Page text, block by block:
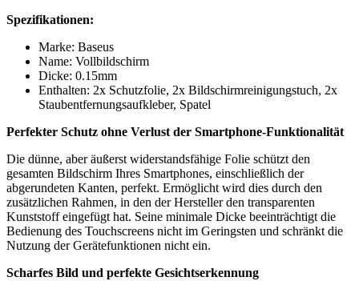
Spezifikationen:
Marke: Baseus
Name: Vollbildschirm
Dicke: 0.15mm
Enthalten: 2x Schutzfolie, 2x Bildschirmreinigungstuch, 2x
Staubentfernungsaufkleber, Spatel
Perfekter Schutz ohne Verlust der Smartphone-Funktionalität
Die dünne, aber äußerst widerstandsfähige Folie schützt den
gesamten Bildschirm Ihres Smartphones, einschließlich der
abgerundeten Kanten, perfekt. Ermöglicht wird dies durch den
zusätzlichen Rahmen, in den der Hersteller den transparenten
Kunststoff eingefügt hat. Seine minimale Dicke beeinträchtigt die
Bedienung des Touchscreens nicht im Geringsten und schränkt die
Nutzung der Gerätefunktionen nicht ein.
Scharfes Bild und perfekte Gesichtserkennung